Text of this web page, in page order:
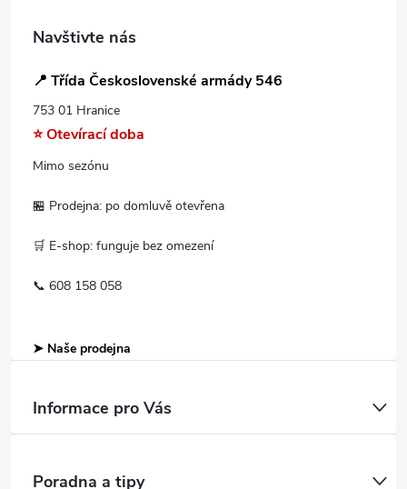
Navštivte nás
📍 Třída Československé armády 546
753 01 Hranice
⭐ Otevírací doba
Mimo sezónu
🏪 Prodejna: po domluvě otevřena
🛒 E-shop: funguje bez omezení
📞 608 158 058
➤ Naše prodejna
Informace pro Vás
Poradna a tipy